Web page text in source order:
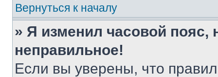
Вернуться к началу
» Я изменил часовой пояс,
неправильное!
Если вы уверены, что